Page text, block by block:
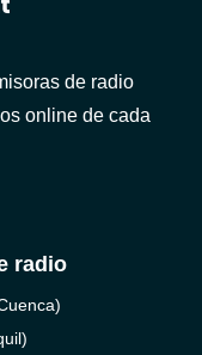
de radio
online de cada
radio